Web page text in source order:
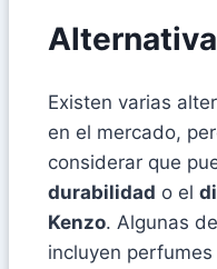
Existen varias
en el mercado,
considerar que
durabilidad o el
Kenzo. Algunas
incluyen